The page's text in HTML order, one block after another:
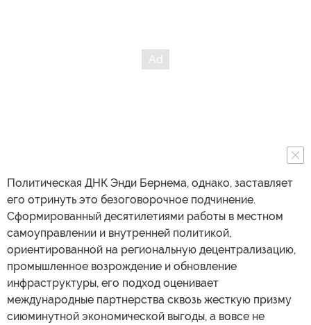
Политическая ДНК Энди Бернема, однако, заставляет
его отринуть это безоговорочное подчинение.
Сформированный десятилетиями работы в местном
самоуправлении и внутренней политикой,
ориентированной на региональную децентрализацию,
промышленное возрождение и обновление
инфраструктуры, его подход оценивает
международные партнерства сквозь жесткую призму
сиюминутной экономической выгоды, а вовсе не